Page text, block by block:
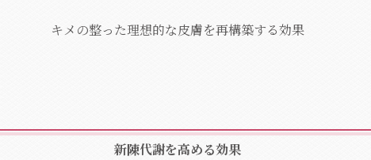
キメの整った理想的な皮膚を再構築する効果
新陳代謝を高める効果